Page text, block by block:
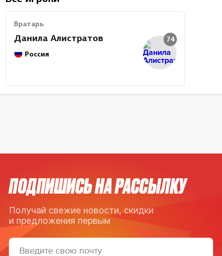
Вратарь
Данила Алистратов
Россия
74
ПОДПИШИСЬ НА РАССЫЛКУ
Получай свежие новости, скидки
и предложения первым